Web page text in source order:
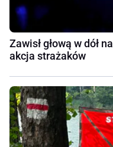
Zawisł głową w dół
akcja strażaków